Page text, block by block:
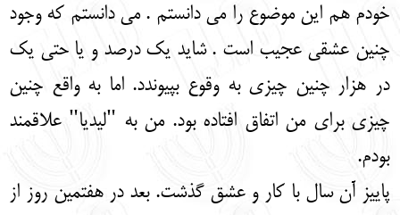
خودم هم این موضوع را می دانستم . می دانستم که وجود
چنین عشقی عجیب است . شاید یک درصد و یا حتی یک
در هزار چنین چیزی به وقوع بپیوندد. اما به واقع چنین
چیزی برای من اتفاق افتاده بود. من به "لیدیا" علاقمند
بودم.
پاییز آن سال با کار و عشق گذشت. بعد در هفتمین روز از